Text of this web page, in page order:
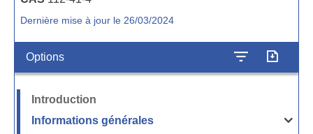
Dernière mise à jour le 26/03/2024
Options
Introduction
Informations générales
Ouvrir